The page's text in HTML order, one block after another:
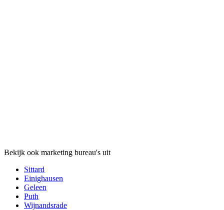
Bekijk ook marketing bureau's uit
Sittard
Einighausen
Geleen
Puth
Wijnandsrade